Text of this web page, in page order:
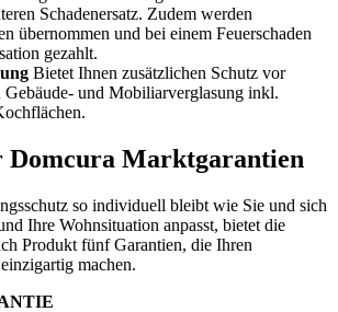
Schadenersatz. Zudem werden
übernommen und bei einem Feuerschaden
gezahlt.
Bietet Ihnen zusätzlichen Schutz vor
Gebäude- und Mobiliarverglasung inkl.
Domcura Marktgarantien
so individuell bleibt wie Sie und sich
Ihre Wohnsituation anpasst, bietet die
Produkt fünf Garantien, die Ihren
machen.